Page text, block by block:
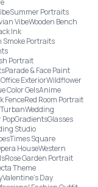
Summer Portraits
VibeWooden Bench
Ink
Smoke Portraits
Portrait
Parade & Face Paint
ExteriorWildflower
Color GelsAnime
FenceRed Room Portrait
TurbanWedding
PopGradientsGlasses
Studio
Times Square
HouseWestern
Rose Garden Portrait
Theme
Valentine's Day